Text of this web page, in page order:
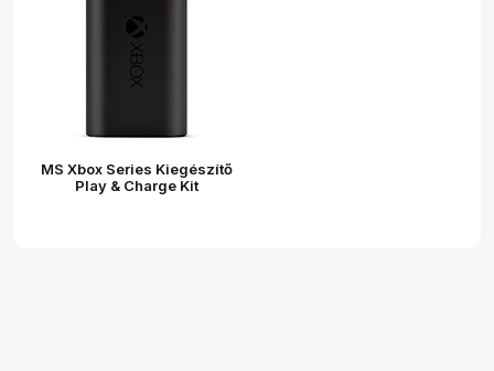
MS Xbox Series Kiegészítő
Play & Charge Kit